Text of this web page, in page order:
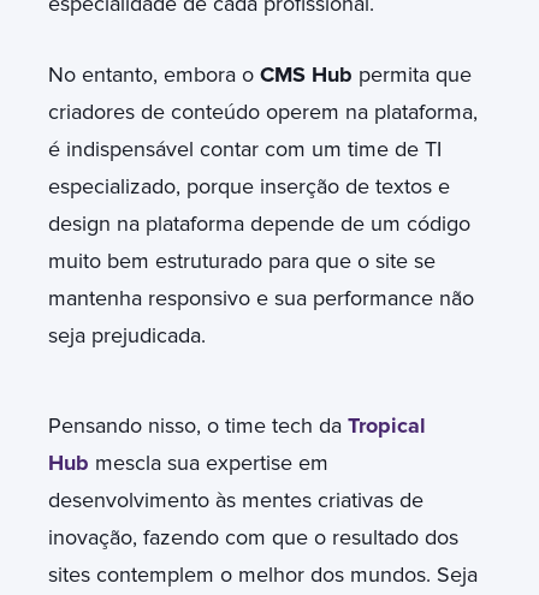
No entanto, embora o CMS Hub permita que
criadores de conteúdo operem na plataforma,
é indispensável contar com um time de TI
especializado, porque inserção de textos e
design na plataforma depende de um código
muito bem estruturado para que o site se
mantenha responsivo e sua performance não
seja prejudicada.
Pensando nisso, o time tech da Tropical
Hub mescla sua expertise em
desenvolvimento às mentes criativas de
inovação, fazendo com que o resultado dos
sites contemplem o melhor dos mundos. Seja